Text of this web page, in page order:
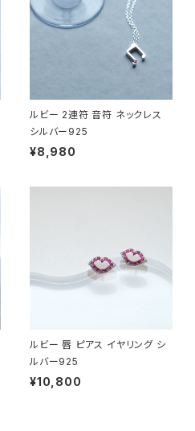
ルビー 2連符 音符 ネックレス
シルバー925
¥8,980
ルビー 唇 ピアス イヤリング シ
ルバー925
¥10,800